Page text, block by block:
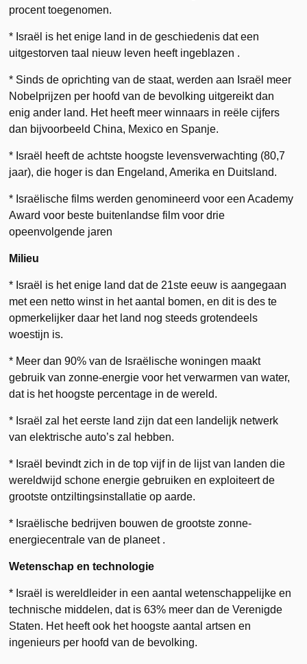
procent toegenomen.
* Israël is het enige land in de geschiedenis dat een
uitgestorven taal nieuw leven heeft ingeblazen .
* Sinds de oprichting van de staat, werden aan Israël meer
Nobelprijzen per hoofd van de bevolking uitgereikt dan
enig ander land. Het heeft meer winnaars in reële cijfers
dan bijvoorbeeld China, Mexico en Spanje.
* Israël heeft de achtste hoogste levensverwachting (80,7
jaar), die hoger is dan Engeland, Amerika en Duitsland.
* Israëlische films werden genomineerd voor een Academy
Award voor beste buitenlandse film voor drie
opeenvolgende jaren
Milieu
* Israël is het enige land dat de 21ste eeuw is aangegaan
met een netto winst in het aantal bomen, en dit is des te
opmerkelijker daar het land nog steeds grotendeels
woestijn is.
* Meer dan 90% van de Israëlische woningen maakt
gebruik van zonne-energie voor het verwarmen van water,
dat is het hoogste percentage in de wereld.
* Israël zal het eerste land zijn dat een landelijk netwerk
van elektrische auto’s zal hebben.
* Israël bevindt zich in de top vijf in de lijst van landen die
wereldwijd schone energie gebruiken en exploiteert de
grootste ontziltingsinstallatie op aarde.
* Israëlische bedrijven bouwen de grootste zonne-
energiecentrale van de planeet .
Wetenschap en technologie
* Israël is wereldleider in een aantal wetenschappelijke en
technische middelen, dat is 63% meer dan de Verenigde
Staten. Het heeft ook het hoogste aantal artsen en
ingenieurs per hoofd van de bevolking.